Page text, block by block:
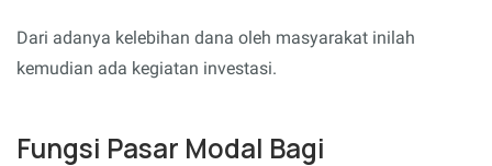
Dari adanya kelebihan dana oleh masyarakat inilah
kemudian ada kegiatan investasi.
Fungsi Pasar Modal Bagi